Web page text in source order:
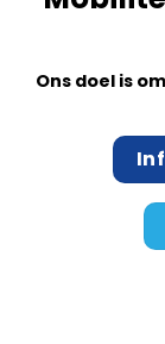
Ons doel is